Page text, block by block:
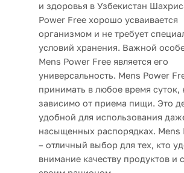
и здоровья в Узбекистан
Power Free хорошо усваивается
организмом и не требует
условий хранения. Важной
Mens Power Free является его
универсальность. Mens Power
принимать в любое время суток,
зависимо от приема пищи. Это
удобной для использования
насыщенных распорядках. Mens
– отличный выбор для тех, кто
внимание качеству продуктов и